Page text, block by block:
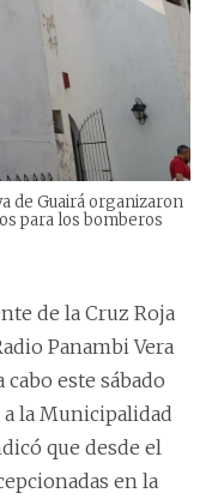
de Guairá organizaron
para los bomberos
de la Cruz Roja
Panambi Vera
cabo este sábado
la Municipalidad
que desde el
en la